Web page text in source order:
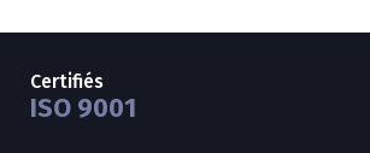
Certifiés
ISO 9001